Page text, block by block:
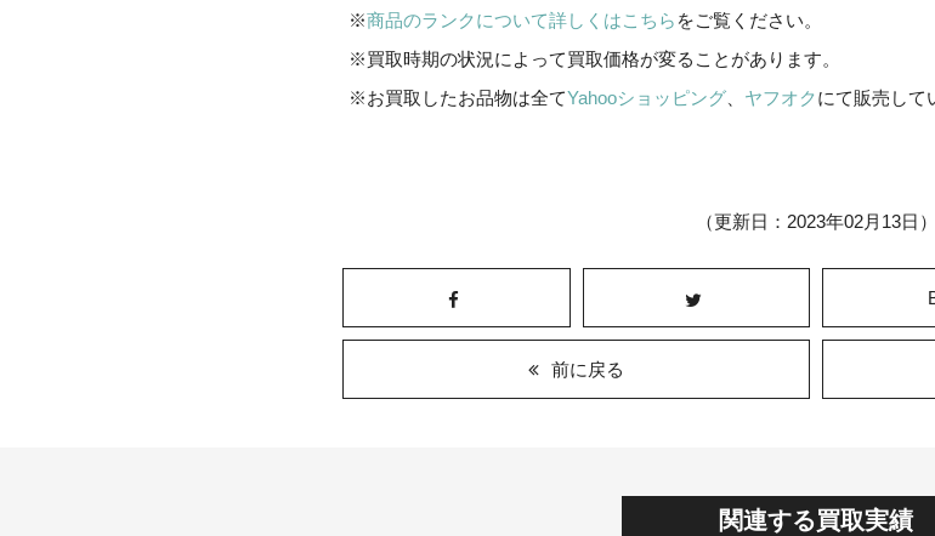
商品のランクについて詳しくはこちら をご覧ください。
買取時期の状況によって買取価格が変ることがあります。
お買取したお品物は全てYahooショッピング ヤフオクにて販売して
（更新日：2023年02月13日）
前に戻る
関連する買取実績